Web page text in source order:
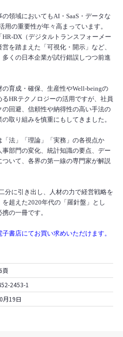
領域においてもAI・SaaS・データな
用の重要性が年々高まっています。
HR-DX（デジタルトランスフォーメー
を踏まえた「可視化・開示」など、
くの日本企業が試行錯誤しつつ前進
育成・確保、生産性やWell-beingの
HRテクノロジーの活用ですが、社員
回避、信頼性や納得性の高い手法の
取り組みを慎重にもしてきました。
法」「理論」「実務」の各視点か
部門の変化、統計知識の要点、デー
いて、各界の第一線の専門家が解説
分に引き出し、人材の力で経営戦略を
超えた2020年代の「羅針盤」とし
の一冊です。
書店にてお買い求めいただけます。
頁
2453-1
月19日